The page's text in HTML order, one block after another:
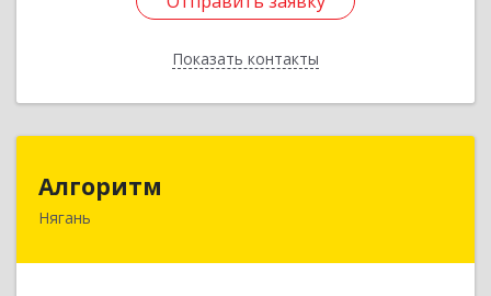
Показать контакты
Назад
Алгоритм
Нягань
628186, Ханты-Мансийский Автономный округ